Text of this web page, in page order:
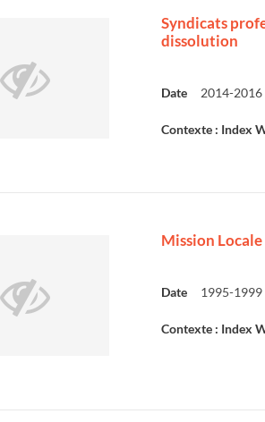
Syndicats
dissolution
Date 2014-2016
Contexte : Index
Mission Locale
Date 1995-1999
Contexte : Index